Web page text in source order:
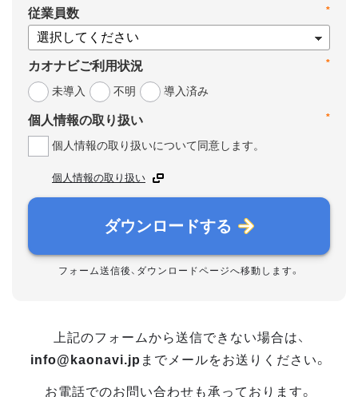
*
従業員数
*
カオナビご利用状況
未導入
不明 導入済み
*
個人情報の取り扱い
個人情報の取り扱いについて同意します。
個人情報の取り扱い
ダウンロードする
フォーム送信後、ダウンロードページへ移動します。
上記のフォームから送信できない場合は、
info@kaonavi.jp までメールをお送りください。
お電話でのお問い合わせも承っております。